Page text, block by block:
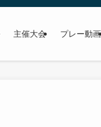
主催大会 プレー動画